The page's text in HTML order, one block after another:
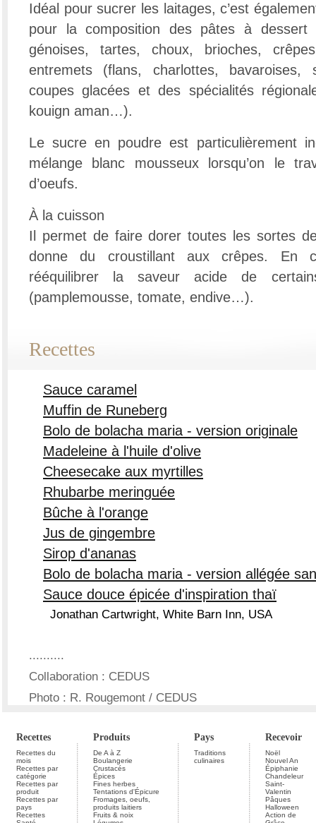
Idéal pour sucrer les laitages, c’est
pour la composition des pâtes à dessert
génoises, tartes, choux, brioches,
entremets (flans, charlottes, bavaroises,
coupes glacées et des spécialités
kouign aman…).
Le sucre en poudre est particulièrement
mélange blanc mousseux lorsqu’on le
d’oeufs.
À la cuisson
Il permet de faire dorer toutes les sortes
donne du croustillant aux crêpes. En
rééquilibrer la saveur acide de
(pamplemousse, tomate, endive…).
Recettes
Sauce caramel
Muffin de Runeberg
Bolo de bolacha maria - version originale
Madeleine à l'huile d'olive
Cheesecake aux myrtilles
Rhubarbe meringuée
Bûche à l'orange
Jus de gingembre
Sirop d'ananas
Bolo de bolacha maria - version allégée
Sauce douce épicée d'inspiration thaï
Jonathan Cartwright, White Barn Inn, USA
..........
Collaboration : CEDUS
Photo : R. Rougemont / CEDUS
Recettes Produits Pays Recevoir
Recettes du
mois
Recettes par
catégorie
Recettes par
produit
Recettes par
pays
Recettes
De A à Z
Boulangerie
Crustacés
Épices
Fines herbes
Tentations d'Épicure
Fromages, oeufs,
produits laitiers
Fruits & noix
Traditions
culinaires
Noël
Nouvel An
Épiphanie
Chandeleur
Saint-
Valentin
Pâques
Halloween
Action de